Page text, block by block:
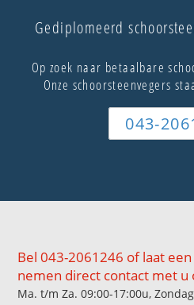
Gediplomeerd
Op zoek naar betaalbare
Onze schoorsteenvegers
043-
Bel 043-2061246 of laat
nemen direct contact met u
Ma. t/m Za. 09:00-17:00u,